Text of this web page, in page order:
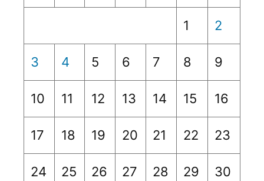
1 2
3 4 5 6 7 8 9
10 11 12 13 14 15 16
17 18 19 20 21 22 23
24 25 26 27 28 29 30